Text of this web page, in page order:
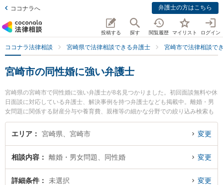
ココナラへ 弁護士の方はこちら
投稿する 探す 閲覧履歴 マイリスト ログイン
ココナラ法律相談 宮崎県で法律相談できる弁護士 宮崎市で法律相談で
宮崎市の同性婚に強い弁護士
宮崎県の宮崎市で同性婚に強い弁護士が8名見つかりました。初回面談無料や休
日面談に対応している弁護士、解決事例を持つ弁護士なども掲載中。離婚・男
女問題に関係する財産分与や養育費、親権等の細かな分野での絞り込み検索も
でき便利です。特にAXIS法律事務所の内山 悠太郎弁護士や宮崎東洋法律事務所
の西迫 広夢弁護士、ベリーベスト法律事務所 宮崎オフィスの德永 義夫弁護士
性婚のトラブル解決の実績豊富な近くの弁護士を検索したい』『初回相談無料
で同性婚を法律相談できる宮崎市内の弁護士に相談予約したい』などでお困り
の相談者さんにおすすめです。
エリア 宮崎県、宮崎市 変更
相談内容 離婚・男女問題、同性婚 変更
詳細条件 未選択 変更